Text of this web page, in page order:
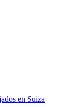
en Suiza